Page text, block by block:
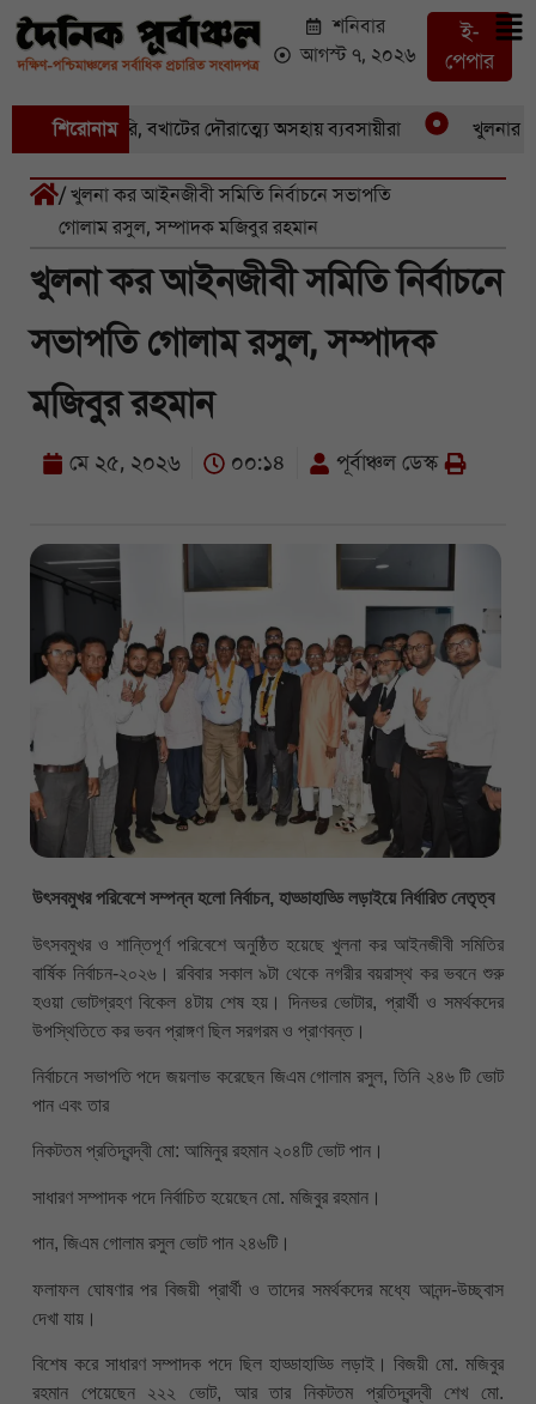
শনিবার
আগস্ট ৭, ২০২৬
ই-
পেপার
শিরোনাম
পর একচুরি, বখাটের দৌরাত্ম্যে অসহায় ব্যবসায়ীরা খুলনার
/ খুলনা কর আইনজীবী সমিতি নির্বাচনে সভাপতি
গোলাম রসুল, সম্পাদক মজিবুর রহমান
খুলনা কর আইনজীবী সমিতি নির্বাচনে
সভাপতি গোলাম রসুল, সম্পাদক
মজিবুর রহমান
মে ২৫, ২০২৬ ০০:১৪ পূর্বাঞ্চল ডেস্ক
উৎসবমুখর পরিবেশে সম্পন্ন হলো নির্বাচন, হাড্ডাহাড্ডি লড়াইয়ে নির্ধারিত নেতৃত্ব
উৎসবমুখর ও শান্তিপূর্ণ পরিবেশে অনুষ্ঠিত হয়েছে খুলনা কর আইনজীবী সমিতির
বার্ষিক নির্বাচন-২০২৬। রবিবার সকাল ৯টা থেকে নগরীর বয়রাস্থ কর ভবনে শুরু
হওয়া ভোটগ্রহণ বিকেল ৪টায় শেষ হয়। দিনভর ভোটার, প্রার্থী ও সমর্থকদের
উপস্থিতিতে কর ভবন প্রাঙ্গণ ছিল সরগরম ও প্রাণবন্ত।
নির্বাচনে সভাপতি পদে জয়লাভ করেছেন জিএম গোলাম রসুল, তিনি ২৪৬ টি ভোট
পান এবং তার
নিকটতম প্রতিদ্বন্দ্বী মো: আমিনুর রহমান ২০৪টি ভোট পান।
সাধারণ সম্পাদক পদে নির্বাচিত হয়েছেন মো. মজিবুর রহমান।
পান, জিএম গোলাম রসুল ভোট পান ২৪৬টি।
ফলাফল ঘোষণার পর বিজয়ী প্রার্থী ও তাদের সমর্থকদের মধ্যে আনন্দ-উচ্ছ্বাস
দেখা যায়।
বিশেষ করে সাধারণ সম্পাদক পদে ছিল হাড্ডাহাড্ডি লড়াই। বিজয়ী মো. মজিবুর
রহমান পেয়েছেন ২২২ ভোট, আর তার নিকটতম প্রতিদ্বন্দ্বী শেখ মো.